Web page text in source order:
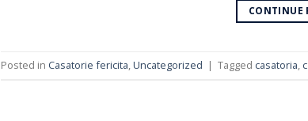
CONTINUE
Posted in Casatorie fericita,Uncategorized | Tagged casatoria,